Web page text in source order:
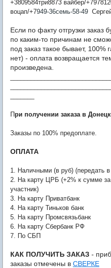
+3809584три8873 вайбер/
воцап/+7949-36семь-58-49
Если по факту отгрузки заказ
по каким-то причинам не
под заказ такое бывает, 100%
нет) - оплата возвращается
произведена.
При получении заказа в
Заказы по 100% предоплате.
ОПЛАТА
1. Наличными (в руб) (передать
2. На карту ЦРБ (+2% к сумме за
участник)
3. На карту Приватбанк
4. На карту Тиньков банк
5. На карту Промсвязьбанк
6. На карту Сбербанк РФ
7. По СБП
КАК ПОЛУЧИТЬ ЗАКАЗ -
заказы отмечены в СВЕРКЕ